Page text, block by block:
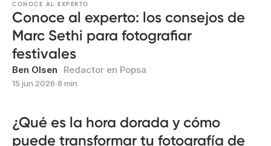
CONOCE AL EXPERTO
Conoce al experto: los consejos de
Marc Sethi para fotografiar
festivales
Ben Olsen Redactor en Popsa
15 jun 2026∙8 min
¿Qué es la hora dorada y cómo
puede transformar tu fotografía de